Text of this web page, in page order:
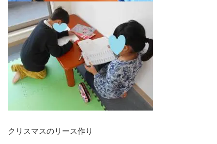
クリスマスのリース作り